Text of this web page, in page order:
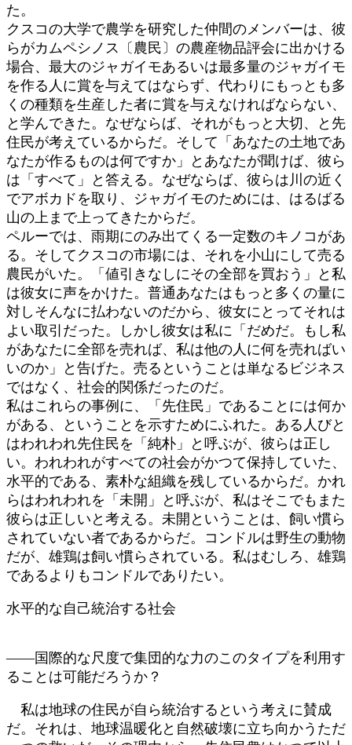
た。
クスコの大学で農学を研究した仲間のメンバーは、彼
らがカムペシノス〔農民〕の農産物品評会に出かける
場合、最大のジャガイモあるいは最多量のジャガイモ
を作る人に賞を与えてはならず、代わりにもっとも多
くの種類を生産した者に賞を与えなければならない、
と学んできた。なぜならば、それがもっと大切、と先
住民が考えているからだ。そして「あなたの土地であ
なたが作るものは何ですか」とあなたが聞けば、彼ら
は「すべて」と答える。なぜならば、彼らは川の近く
でアボカドを取り、ジャガイモのためには、はるばる
山の上まで上ってきたからだ。
ペルーでは、雨期にのみ出てくる一定数のキノコがあ
る。そしてクスコの市場には、それを小山にして売る
農民がいた。「値引きなしにその全部を買おう」と私
は彼女に声をかけた。普通あなたはもっと多くの量に
対しそんなに払わないのだから、彼女にとってそれは
よい取引だった。しかし彼女は私に「だめだ。もし私
があなたに全部を売れば、私は他の人に何を売ればい
いのか」と告げた。売るということは単なるビジネス
ではなく、社会的関係だったのだ。
私はこれらの事例に、「先住民」であることには何か
がある、ということを示すためにふれた。ある人びと
はわれわれ先住民を「純朴」と呼ぶが、彼らは正し
い。われわれがすべての社会がかつて保持していた、
水平的である、素朴な組織を残しているからだ。かれ
らはわれわれを「未開」と呼ぶが、私はそこでもまた
彼らは正しいと考える。未開ということは、飼い慣ら
されていない者であるからだ。コンドルは野生の動物
だが、雄鶏は飼い慣らされている。私はむしろ、雄鶏
であるよりもコンドルでありたい。
水平的な自己統治する社会
――国際的な尺度で集団的な力のこのタイプを利用す
ることは可能だろうか？
私は地球の住民が自ら統治するという考えに賛成
だ。それは、地球温暖化と自然破壊に立ち向かうただ